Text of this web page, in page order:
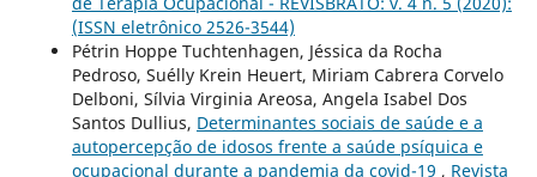
(ISSN eletrônico 2526-3544)
Pétrin Hoppe Tuchtenhagen, Jéssica da Rocha
Pedroso, Suélly Krein Heuert, Miriam Cabrera Corvelo
Delboni, Sílvia Virginia Areosa, Angela Isabel Dos
Santos Dullius, Determinantes sociais de saúde e a
autopercepção de idosos frente a saúde psíquica e
ocupacional durante a pandemia da covid-19 , Revista